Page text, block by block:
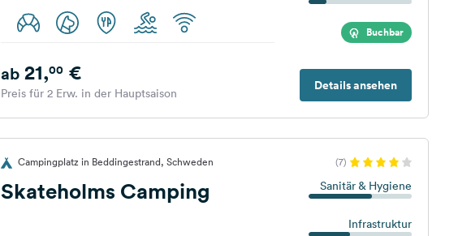
Buchbar
Details ansehen
ab21,00€
Preis für 2 Erw. in der Hauptsaison
Campingplatz in Beddingestrand, Schweden (7)
Skateholms Camping Sanitär & Hygiene
Infrastruktur